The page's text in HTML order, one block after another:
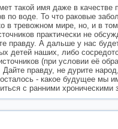
такой имя даже в
по воде. То что раковые
в тревожном мире, но, и в
практически не
правду. А дальше у нас
детей наших, либо
(при условии её
правду, не дурите
- какое будущее мы
с ранними